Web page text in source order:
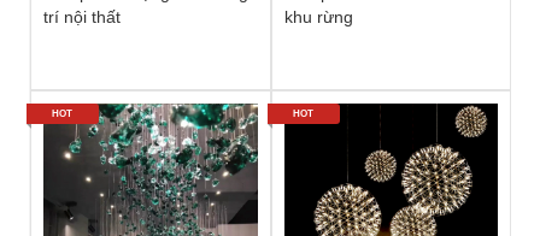
trí nội thất
khu rừng
HOT HOT